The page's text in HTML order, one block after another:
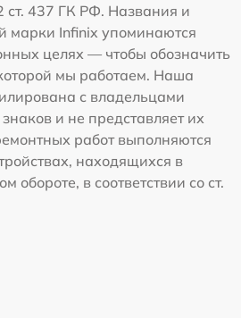
ст. 437 ГК РФ. Названия и
марки Infinix упоминаются
целях — чтобы обозначить
мы работаем. Наша
с владельцами
и не представляет их
работ выполняются
находящихся в
обороте, в соответствии со ст.